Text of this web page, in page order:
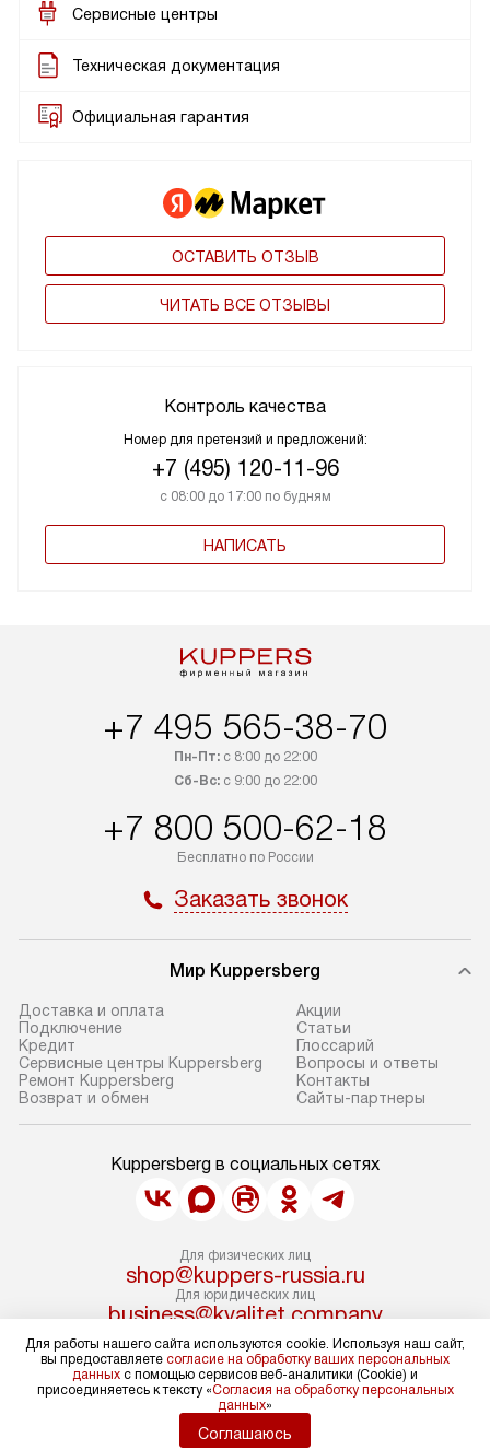
Сервисные центры
Техническая документация
Официальная гарантия
ОСТАВИТЬ ОТЗЫВ
ЧИТАТЬ ВСЕ ОТЗЫВЫ
Контроль качества
Номер для претензий и предложений:
+7 (495) 120-11-96
с 08:00 до 17:00 по будням
НАПИСАТЬ
+7 495 565-38-70
Пн-Пт:с 8:00 до 22:00
Сб-Вс:с 9:00 до 22:00
+7 800 500-62-18
Бесплатно по России
Заказать звонок
Мир Kuppersberg
Доставка и оплата
Подключение
Кредит
Сервисные центры Kuppersberg
Ремонт Kuppersberg
Возврат и обмен
Акции
Cтатьи
Глоссарий
Вопросы и ответы
Контакты
Сайты-партнеры
Kuppersberg в социальных сетях
Для физических лиц
shop@kuppers-russia.ru
Для юридических лиц
business@kvalitet.company
НАПИСАТЬ РУКОВОДСТВУ
Политика конфиденциальности
Условия продажи
Для работы нашего сайта используются cookie. Используя наш сайт,
вы предоставляете согласие на обработку ваших персональных
данных с помощью сервисов веб-аналитики (Cookie) и
присоединяетесь к тексту «Согласия на обработку персональных
данных»
Соглашаюсь